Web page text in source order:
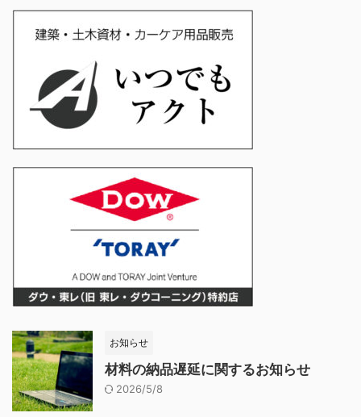
お知らせ
材料の納品遅延に関するお知らせ
2026/5/8